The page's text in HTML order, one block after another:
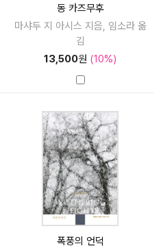
동 카즈무후
마샤두 지 아시스 지음, 임소라 옮
김
13,500원 (10%)
폭풍의 언덕